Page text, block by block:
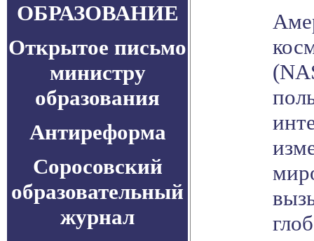
ОБРАЗОВАНИЕ
Открытое письмо
министру
образования
Антиреформа
Соросовский
образовательный
журнал